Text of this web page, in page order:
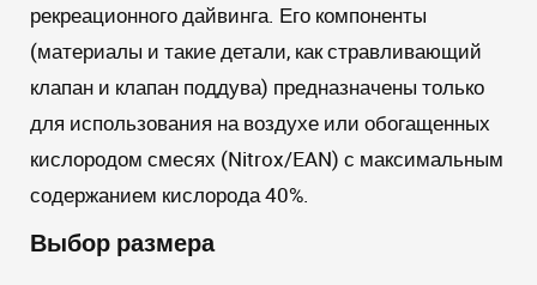
рекреационного дайвинга. Его компоненты
(материалы и такие детали, как стравливающий
клапан и клапан поддува) предназначены только
для использования на воздухе или обогащенных
кислородом смесях (Nitrox/EAN) с максимальным
содержанием кислорода 40%.
Выбор размера